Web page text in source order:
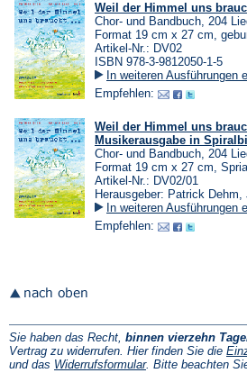
Weil der Himmel uns
Chor- und Bandbuch, 204
Format 19 cm x 27 cm,
Artikel-Nr.: DV02
ISBN 978-3-9812050-1-5
In weiteren Ausführungen
Empfehlen:
Weil der Himmel uns
Musikerausgabe in
Chor- und Bandbuch, 204
Format 19 cm x 27 cm,
Artikel-Nr.: DV02/01
Herausgeber: Patrick
In weiteren Ausführungen
Empfehlen:
Sie haben das Recht, binnen vierzehn
Vertrag zu widerrufen. Hier finden Sie die
und das Widerrufsformular(Öffnet
. Bitte beachten